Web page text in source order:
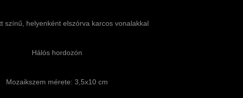
színű, helyenként elszórva karcos vonalakkal
Hálós hordozón
Mozaikszem mérete: 3,5x10 cm